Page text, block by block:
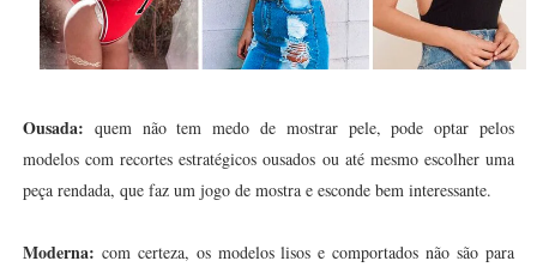
Ousada: quem não tem medo de mostrar pele, pode optar pelos
modelos com recortes estratégicos ousados ou até mesmo escolher uma
peça rendada, que faz um jogo de mostra e esconde bem interessante.
Moderna: com certeza, os modelos lisos e comportados não são para